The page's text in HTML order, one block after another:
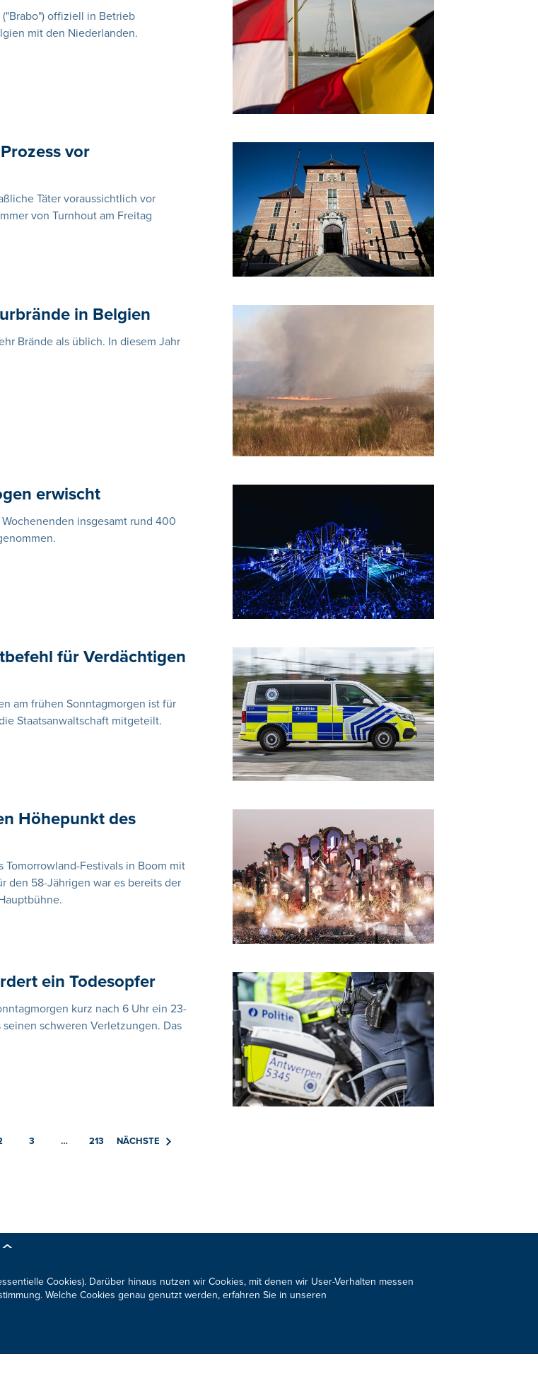
offiziell in Betrieb
mit den Niederlanden.
vor
Täter voraussichtlich vor
von Turnhout am Freitag
in Belgien
Brände als üblich. In diesem Jahr
erwischt
insgesamt rund 400
für Verdächtigen
am frühen Sonntagmorgen ist für
Staatsanwaltschaft mitgeteilt.
Höhepunkt des
Tomorrowland-Festivals in Boom mit
den 58-Jährigen war es bereits der
ein Todesopfer
kurz nach 6 Uhr ein 23-
schweren Verletzungen. Das
3 … 213 NÄCHSTE
Cookies). Darüber hinaus nutzen wir Cookies, mit denen wir User-Verhalten messen
Welche Cookies genau genutzt werden, erfahren Sie in unseren